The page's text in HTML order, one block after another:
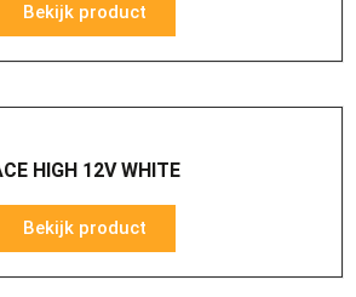
Bekijk product
HIGH 12V WHITE
Bekijk product